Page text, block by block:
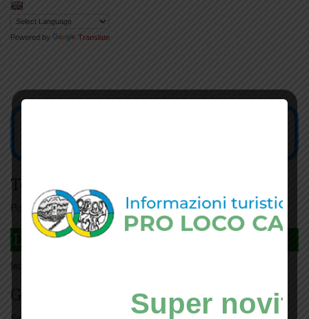
Powered by Translate
Tesseramento
Puoi tesserarti onlinecliccando qui
DAGLI L'ANDA
Iscriviti
Giorno per giorno a Carmignano
Super